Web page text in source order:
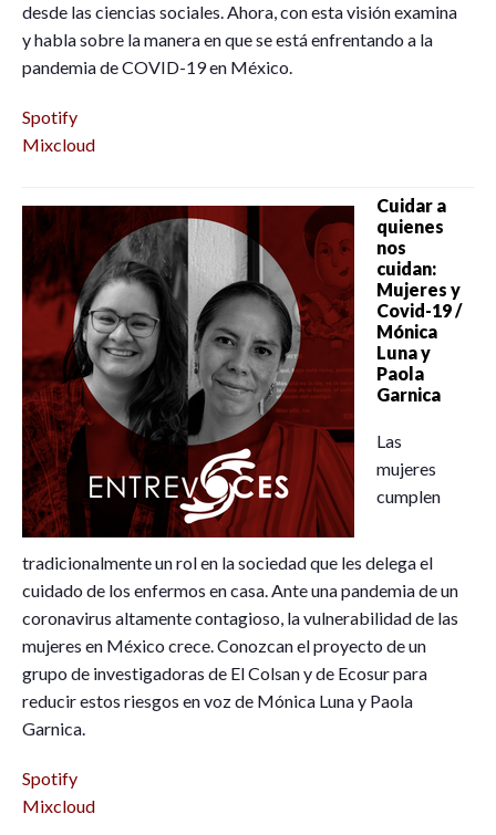
desde las ciencias sociales. Ahora, con esta visión examina
y habla sobre la manera en que se está enfrentando a la
pandemia de COVID-19 en México.
Spotify
Mixcloud
Cuidar a
quienes
nos
cuidan:
Mujeres y
Covid-19 /
Mónica
Luna y
Paola
Garnica
Las
mujeres
cumplen
tradicionalmente un rol en la sociedad que les delega el
cuidado de los enfermos en casa. Ante una pandemia de un
coronavirus altamente contagioso, la vulnerabilidad de las
mujeres en México crece. Conozcan el proyecto de un
grupo de investigadoras de El Colsan y de Ecosur para
reducir estos riesgos en voz de Mónica Luna y Paola
Garnica.
Spotify
Mixcloud